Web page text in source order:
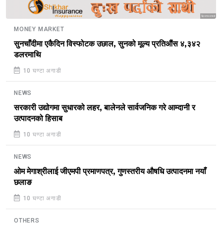
Sponsored
MONEY MARKET
सुनचाँदीमा एकैदिन विस्फोटक उछाल, सुनको मूल्य प्रतिऔंस ४,३४२
डलरमाथि
10 घण्टा अगाडी
NEWS
सरकारी उद्योगमा सुधारको लहर, बालेनले सार्वजनिक गरे आम्दानी र
उत्पादनको हिसाब
10 घण्टा अगाडी
NEWS
ओम मेगाश्रीलाई जीएमपी प्रमाणपत्र, गुणस्तरीय औषधि उत्पादनमा नयाँ
छलाङ
10 घण्टा अगाडी
OTHERS